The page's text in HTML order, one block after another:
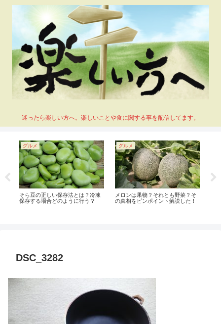
迷ったら楽しい方へ。楽しいことや食に関する事を配信してます。
グルメ
そら豆の正しい保存法とは？冷凍
保存する場合どのように行う？
グルメ
メロンは果物？それとも野菜？そ
の真相をピンポイント解説した！
DSC_3282